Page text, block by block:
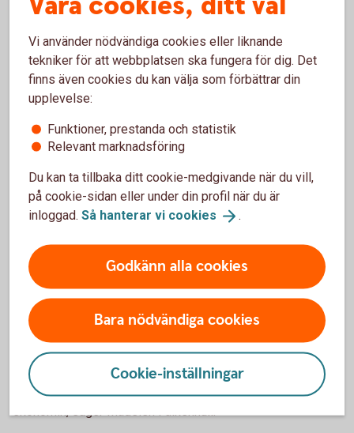
småbarnsår
Bildar man familj är det särskilt viktigt att tänka på att
jämställa ekonomin inom hushållet under småbarnsåren.
Det gör man bäst genom att försöka dela lika på
Om den ena partnern stannar hemma
med barnen länge
Den som i större utsträckning är frånvarande från sitt arbete
förutsättning att spara för sin ekonomiska trygghet.
– När barnen är små är det inte ovanligt att den med lägre
inkomst är den som tar en större del av föräldraledighet,
VAB och kanske även jobbar deltid några år. Det minskar
inkomsten och därmed möjligheten att spara.
- Därför är det viktigt att man inkludera både vanligt
sparandet samt sparandet till pension, i den gemensamma
ekonomin, säger Madelén Falkenhäll.
Vi använder nödvändiga cookies eller liknande
tekniker för att webbplatsen ska fungera för dig. Det
finns även cookies du kan välja som förbättrar din
upplevelse:
Funktioner, prestanda och statistik
Relevant marknadsföring
Du kan ta tillbaka ditt cookie-medgivande när du vill,
på cookie-sidan eller under din profil när du är
inloggad. Så hanterar vi cookies .
Godkänn alla cookies
Bara nödvändiga cookies
Cookie-inställningar